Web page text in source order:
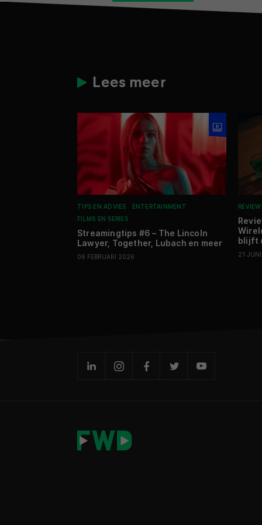
Lees meer
TIPS EN ADVIES
ENTERTAINMENT
FILMS EN SERIES
Streamingtips #6 – The Lincoln
Lawyer, Together, Lubach en meer
06 FEBRUARI 2026
blijft
21